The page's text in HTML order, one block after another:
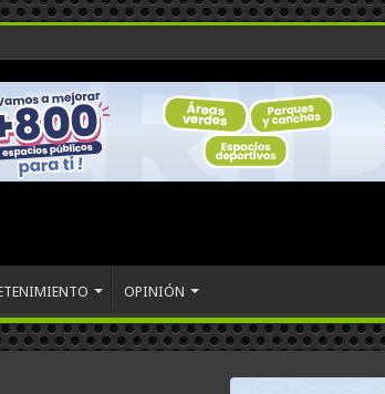
OPINIÓN